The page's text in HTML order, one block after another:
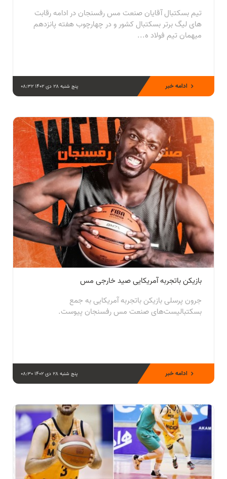
تیم بسکتبال آقایان صنعت مس رفسنجان در ادامه رقابت
های لیگ برتر بسکتبال کشور و در چهارچوب هفته پانزدهم
میهمان تیم فولاد ه...
پنج شنبه 28 دی 1402 08:32 ادامه خبر
بازیکن باتجربه آمریکایی صید خارجی مس
جرون پرسلی بازیکن باتجربه آمریکایی به جمع
بسکتبالیست‌های صنعت مس رفسنجان پیوست.
پنج شنبه 28 دی 1402 08:30 ادامه خبر